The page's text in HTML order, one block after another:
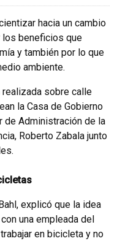
hacia un cambio
los beneficios que
y también por lo que
ambiente.
sobre calle
la Casa de Gobierno
de Administración de la
Roberto Zabala junto
explicó que la idea
una empleada del
en bicicleta y no